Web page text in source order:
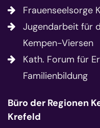
Frauenseelsorge
Jugendarbeit für
Kempen-Viersen
Kath. Forum für
Familienbildung
Büro der Regionen
Krefeld